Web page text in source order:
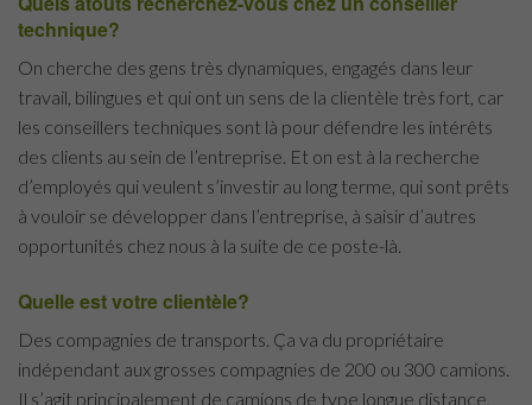
technique?
On cherche des gens très dynamiques, engagés dans leur
travail, bilingues et qui ont un sens de la clientèle très fort, car
les conseillers techniques sont là pour défendre les intérêts
des clients au sein de l’entreprise. Et on est à la recherche
d’employés qui veulent s’investir au long terme, qui sont prêts
à vouloir se développer dans l’entreprise, à saisir d’autres
opportunités chez nous à la suite de ce poste-là.
Quelle est votre clientèle?
Des compagnies de transports. Ça va du propriétaire
indépendant aux grosses compagnies de 200 ou 300 camions.
Il s’agit principalement de camions de type longue distance,